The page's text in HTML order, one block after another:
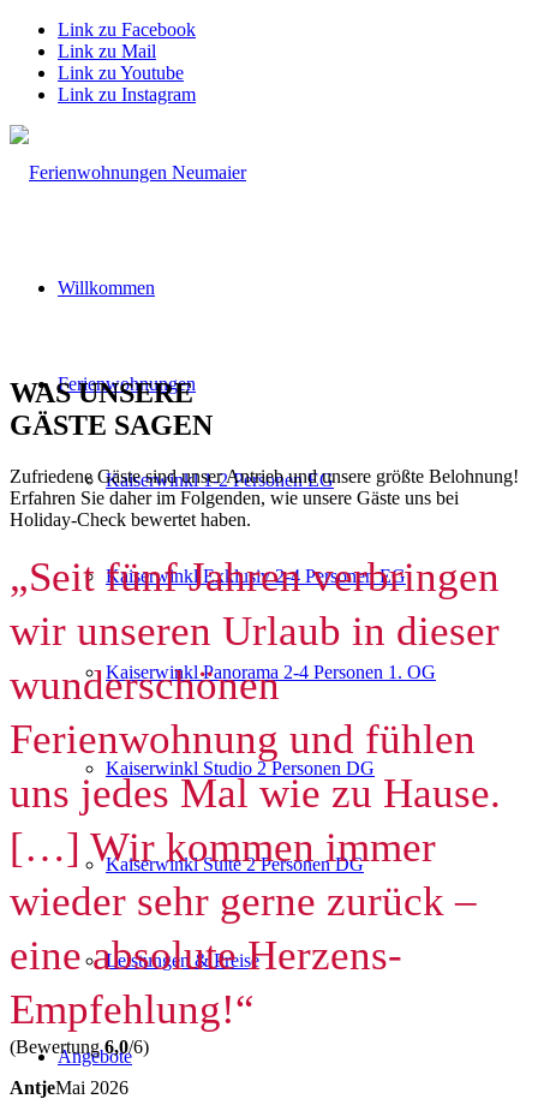
Link zu Facebook
Link zu Mail
Link zu Youtube
Link zu Instagram
Willkommen
Ferienwohnungen
Kaiserwinkl 1-2 Personen EG
Kaiserwinkl Exklusiv 2-4 Personen EG
Kaiserwinkl Panorama 2-4 Personen 1. OG
Kaiserwinkl Studio 2 Personen DG
Kaiserwinkl Suite 2 Personen DG
Leistungen & Preise
Angebote
WAS UNSERE
GÄSTE SAGEN
Zufriedene Gäste sind unser Antrieb und unsere größte Belohnung!
Erfahren Sie daher im Folgenden, wie unsere Gäste uns bei
Holiday-Check bewertet haben.
„Seit fünf Jahren verbringen
wir unseren Urlaub in dieser
wunderschönen
Ferienwohnung und fühlen
uns jedes Mal wie zu Hause.
[…] Wir kommen immer
wieder sehr gerne zurück –
eine absolute Herzens-
Empfehlung!“
(Bewertung6,0/6)
AntjeMai 2026